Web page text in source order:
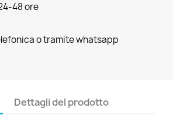
48 ore
o tramite whatsapp
Dettagli del prodotto